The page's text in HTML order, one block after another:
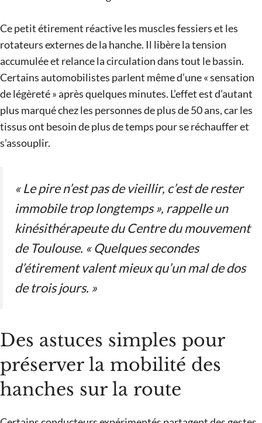
Ce petit étirement réactive les muscles fessiers et les
rotateurs externes de la hanche. Il libère la tension
accumulée et relance la circulation dans tout le bassin.
Certains automobilistes parlent même d’une « sensation
de légèreté » après quelques minutes. L’effet est d’autant
plus marqué chez les personnes de plus de 50 ans, car les
tissus ont besoin de plus de temps pour se réchauffer et
s’assouplir.
« Le pire n’est pas de vieillir, c’est de rester
immobile trop longtemps », rappelle un
kinésithérapeute du Centre du mouvement
de Toulouse. « Quelques secondes
d’étirement valent mieux qu’un mal de dos
de trois jours. »
Des astuces simples pour
préserver la mobilité des
hanches sur la route